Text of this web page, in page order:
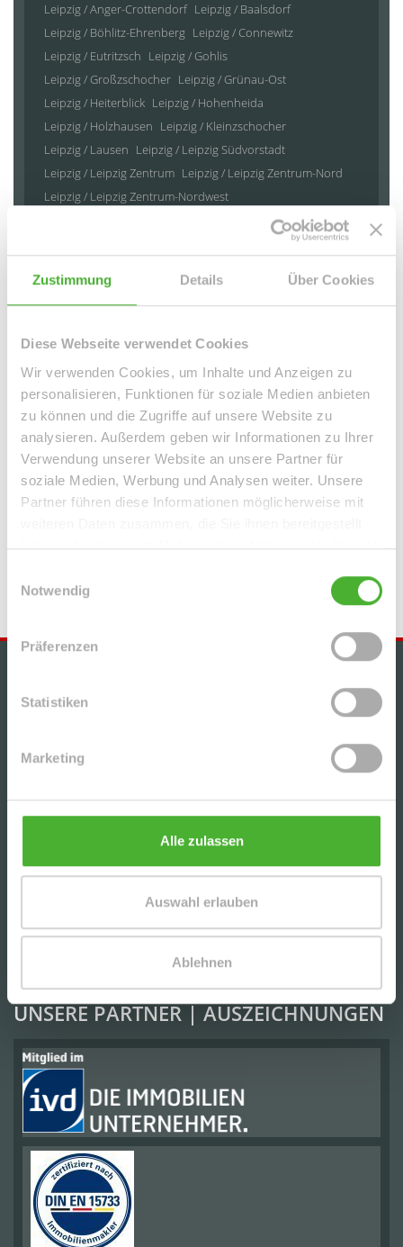
Zustimmung Details Über Cookies
Diese Webseite verwendet Cookies
Wir verwenden Cookies, um Inhalte und Anzeigen zu
personalisieren, Funktionen für soziale Medien anbieten
zu können und die Zugriffe auf unsere Website zu
analysieren. Außerdem geben wir Informationen zu Ihrer
Verwendung unserer Website an unsere Partner für
soziale Medien, Werbung und Analysen weiter. Unsere
Partner führen diese Informationen möglicherweise mit
haben oder die sie im Rahmen Ihrer Nutzung der Dienste
Notwendig
Präferenzen
Statistiken
Marketing
Alle zulassen
Auswahl erlauben
Ablehnen
Leipzig / Anger-Crottendorf Leipzig / Baalsdorf
Leipzig / Böhlitz-Ehrenberg Leipzig / Connewitz
Leipzig / Eutritzsch Leipzig / Gohlis
Leipzig / Großzschocher Leipzig / Grünau-Ost
Leipzig / Heiterblick Leipzig / Hohenheida
Leipzig / Holzhausen Leipzig / Kleinzschocher
Leipzig / Lausen Leipzig / Leipzig Südvorstadt
Leipzig / Leipzig Zentrum Leipzig / Leipzig Zentrum-Nord
Leipzig / Leipzig Zentrum-Nordwest
Leipzig / Liebertwolkwitz
Leipzig / Neustadt-Neuschönefeld
Leipzig / Paunsdorf
Leipzig / Seehausen
Machern / Plagwitz
Solingen / Burg an der Wupper
Solingen / Papiermühle
Taucha
Taucha / Plösitz Torgau Wurzen
Zwenkau
Immo Bennewitz Haus Bennewitz Häuser Bennewitz
kaufen
Bennewitz Immobilie Bennewitz
Immobilien Bennewitz
Bennewitz Einfamilienhäuser Bennewitz
+++GEMÜTLICHE, HELLE 2-RWG MIT BALKON u.
CHARMANTE DG-2-RWG M. TERRASSE, AR U. TG
KULKWITZER SEE´S
SCHICKE, UNVERMIETETE 3-RWG MIT PARKETT
LEIPZIGER SÜDVORSTADT
UNSERE PARTNER | AUSZEICHNUNGEN